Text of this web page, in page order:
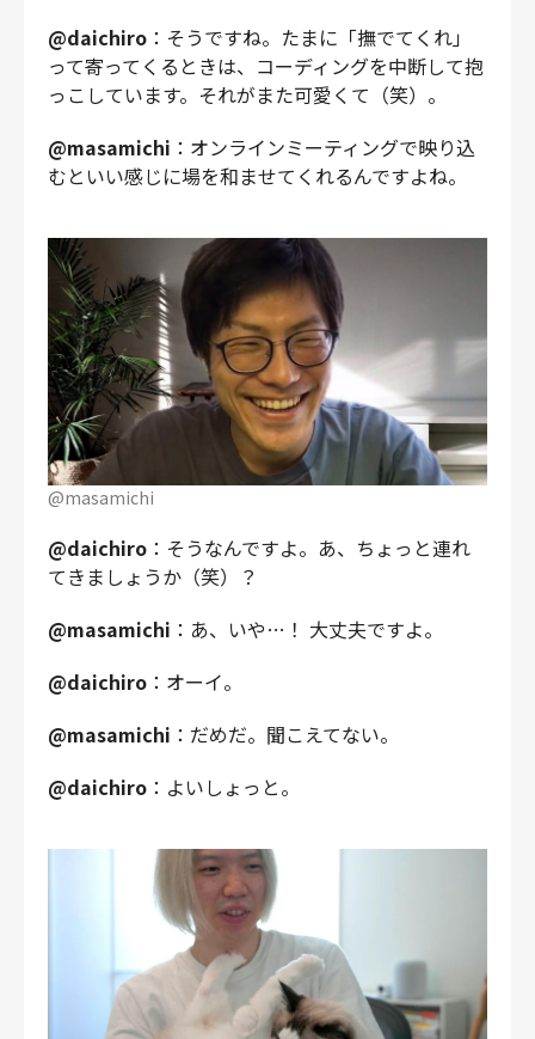
@daichiro ：そうですね。たまに「撫でてくれ」
って寄ってくるときは、コーディングを中断して抱
っこしています。それがまた可愛くて（笑）。
@masamichi ：オンラインミーティングで映り込
むといい感じに場を和ませてくれるんですよね。
@masamichi
@daichiro ：そうなんですよ。あ、ちょっと連れ
てきましょうか（笑）？
@masamichi ：あ、いや…！ 大丈夫ですよ。
@daichiro ：オーイ。
@masamichi ：だめだ。聞こえてない。
@daichiro ：よいしょっと。